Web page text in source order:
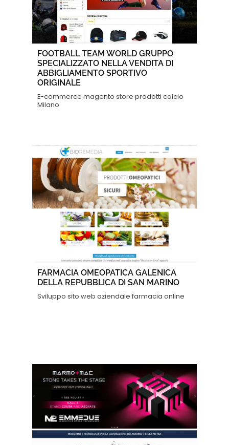
FOOTBALL TEAM WORLD GRUPPO
SPECIALIZZATO NELLA VENDITA DI
ABBIGLIAMENTO SPORTIVO
ORIGINALE
E-commerce magento store prodotti calcio
Milano
FARMACIA OMEOPATICA GALENICA
DELLA REPUBBLICA DI SAN MARINO
Sviluppo sito web aziendale farmacia online